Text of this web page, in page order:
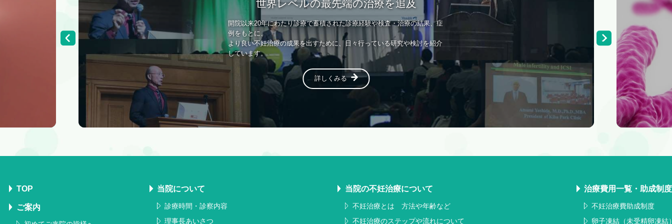
東京の木場公園クリニックは、日本産科婦人科学会から、「反復体外受
精・胚移植（ART）不成功例、習慣流産例（反復流産を含む）、染色体構
造異常例を対象とした着床前胚染色体異数性検査（PGT-A）の有用性に関
する多施設共同研究」の研究分担施設として承認を受けています。
詳しくみる
TOP
ご案内
当院について
診療時間・診察内容
理事長あいさつ
当院の不妊治療について
不妊治療とは 方法や年齢など
不妊治療のステップや流れについて
治療費用一覧・助成制度
不妊治療費助成制度
卵子凍結（未受精卵凍結